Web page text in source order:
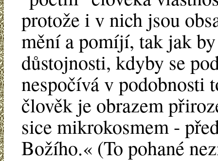
protože i v nich jsou
mění a pomíjí, tak jak
důstojnosti, kdyby se
nespočívá v podobnosti
člověk je obrazem
sice mikrokosmem -
Božího.« (To pohané